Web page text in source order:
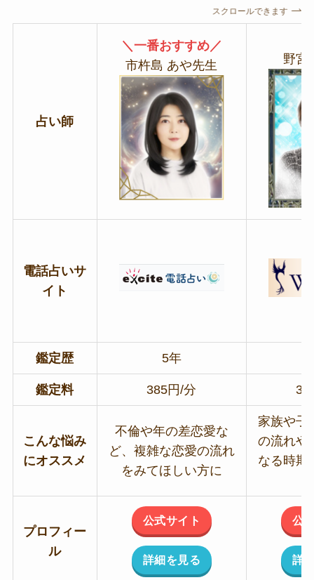
スクロールできます
占い師
＼一番おすすめ／
市杵島 あや先生
野宮
電話占いサ
イト
鑑定歴 5年
鑑定料 385円/分
こんな悩み
にオススメ
不倫や年の差恋愛な
ど、複雑な恋愛の流れ
をみてほしい方に
家族や子
の流れや
なる時期
プロフィー
ル
公式サイト
詳細を見る
公
詳